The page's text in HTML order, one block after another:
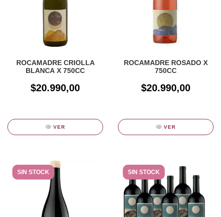
ROCAMADRE CRIOLLA
BLANCA X 750CC
$20.990,00
VER
ROCAMADRE ROSADO X
750CC
$20.990,00
VER
SIN STOCK SIN STOCK